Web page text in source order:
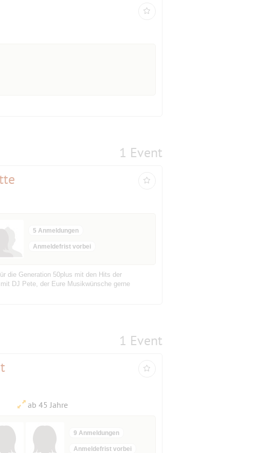
1 Event
5 Anmeldungen
Anmeldefrist vorbei
die Generation 50plus mit den Hits der
DJ Pete, der Eure Musikwünsche gerne
1 Event
ab 45 Jahre
9 Anmeldungen
Anmeldefrist vorbei